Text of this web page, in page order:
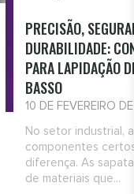
PRECISÃO,
DURABILIDADE:
PARA LAPIDAÇÃO
BASSO
10 DE FEVEREIRO
No setor industrial,
componentes
diferença. As
de materiais que...